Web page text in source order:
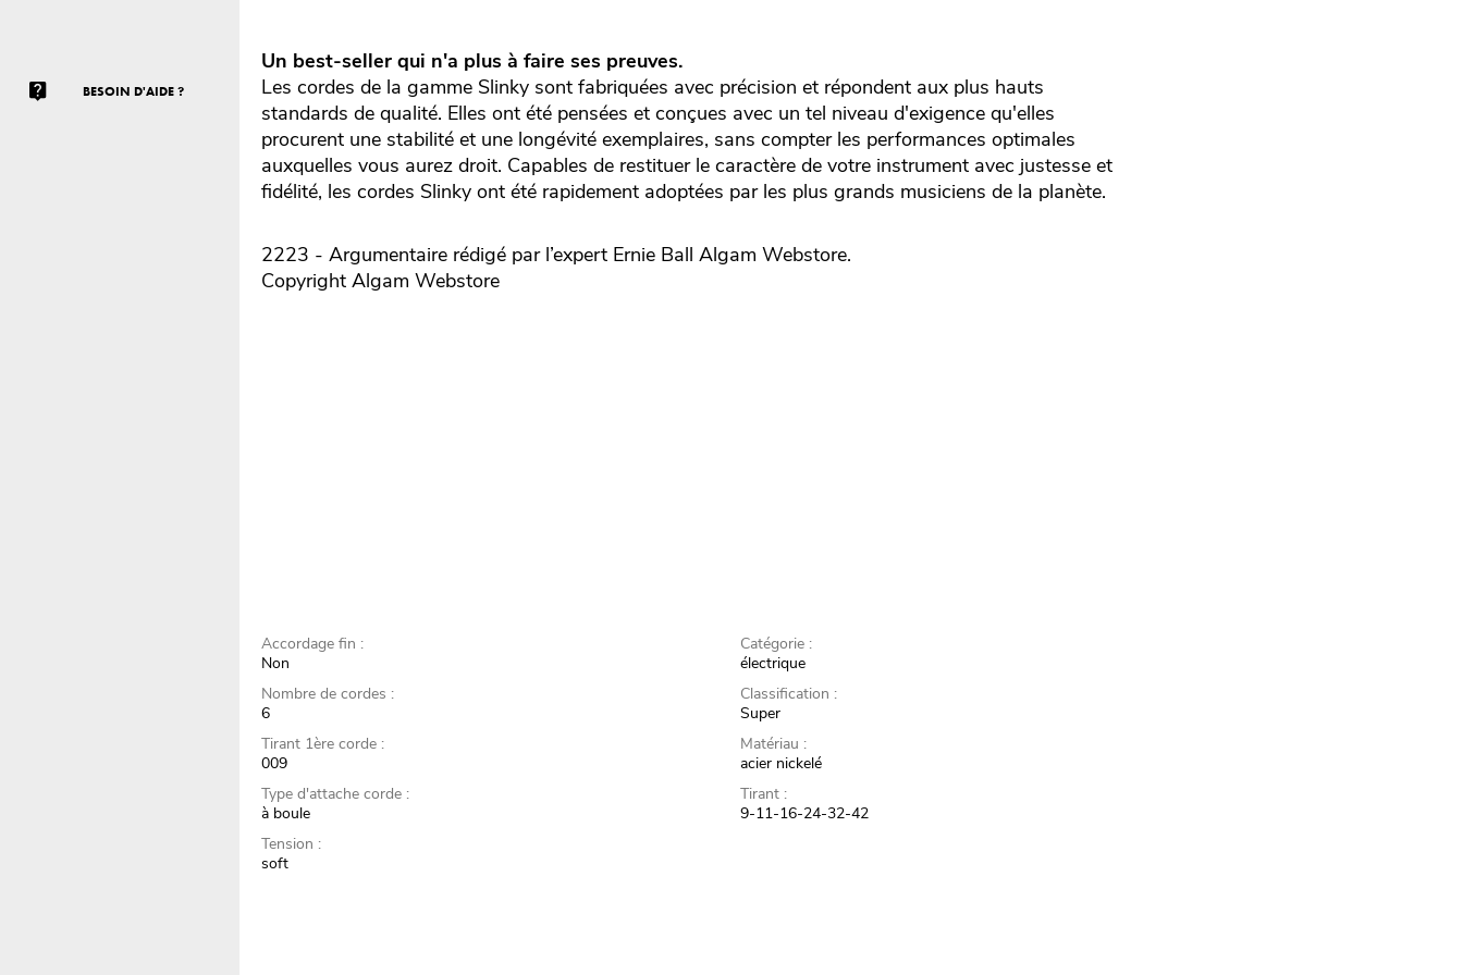
BESOIN D'AIDE ?
Un best-seller qui n'a plus à faire ses preuves.
Les cordes de la gamme Slinky sont fabriquées avec précision et répondent aux plus hauts
standards de qualité. Elles ont été pensées et conçues avec un tel niveau d'exigence qu'elles
procurent une stabilité et une longévité exemplaires, sans compter les performances optimales
auxquelles vous aurez droit. Capables de restituer le caractère de votre instrument avec justesse et
fidélité, les cordes Slinky ont été rapidement adoptées par les plus grands musiciens de la planète.
2223 - Argumentaire rédigé par l’expert Ernie Ball Algam Webstore.
Copyright Algam Webstore
Accordage fin :
Non
Nombre de cordes :
6
Tirant 1ère corde :
009
Type d'attache corde :
à boule
Tension :
soft
Catégorie :
électrique
Classification :
Super
Matériau :
acier nickelé
Tirant :
9-11-16-24-32-42